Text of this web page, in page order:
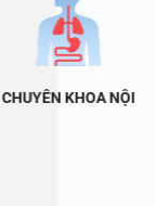
CHUYÊN KHOA NỘI